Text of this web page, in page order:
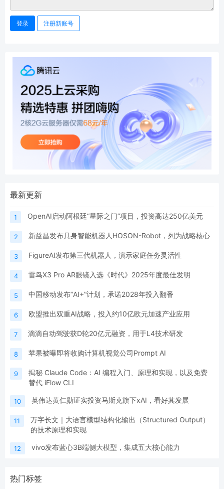
登录 注册新账号
最新更新
1 OpenAI启动阿根廷“星际之门”项目，投资高达250亿美元
2 新益昌发布具身智能机器人HOSON-Robot，列为战略核心
3 FigureAI发布第三代机器人，演示家庭任务灵活性
4 雷鸟X3 Pro AR眼镜入选《时代》2025年度最佳发明
5 中国移动发布“AI+”计划，承诺2028年投入翻番
6 欧盟推出双重AI战略，投入约10亿欧元加速产业应用
7 滴滴自动驾驶获D轮20亿元融资，用于L4技术研发
8 苹果被曝即将收购计算机视觉公司Prompt AI
9
揭秘 Claude Code：AI 编程入门、原理和实现，以及免费
替代 iFlow CLI
10 英伟达黄仁勋证实投资马斯克旗下xAI，看好其发展
11
万字长文｜大语言模型结构化输出（Structured Output）
的技术原理和实现
12 vivo发布蓝心3B端侧大模型，集成五大核心能力
热门标签